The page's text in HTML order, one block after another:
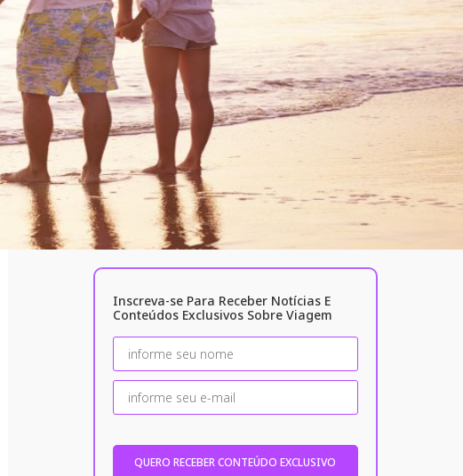
Inscreva-se Para Receber Notícias E
Conteúdos Exclusivos Sobre Viagem